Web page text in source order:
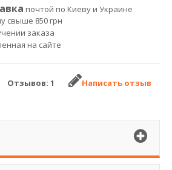
почтой по Киеву и Украине
свыше 850 грн
заказа
на сайте
Отзывов: 1 Написать отзыв